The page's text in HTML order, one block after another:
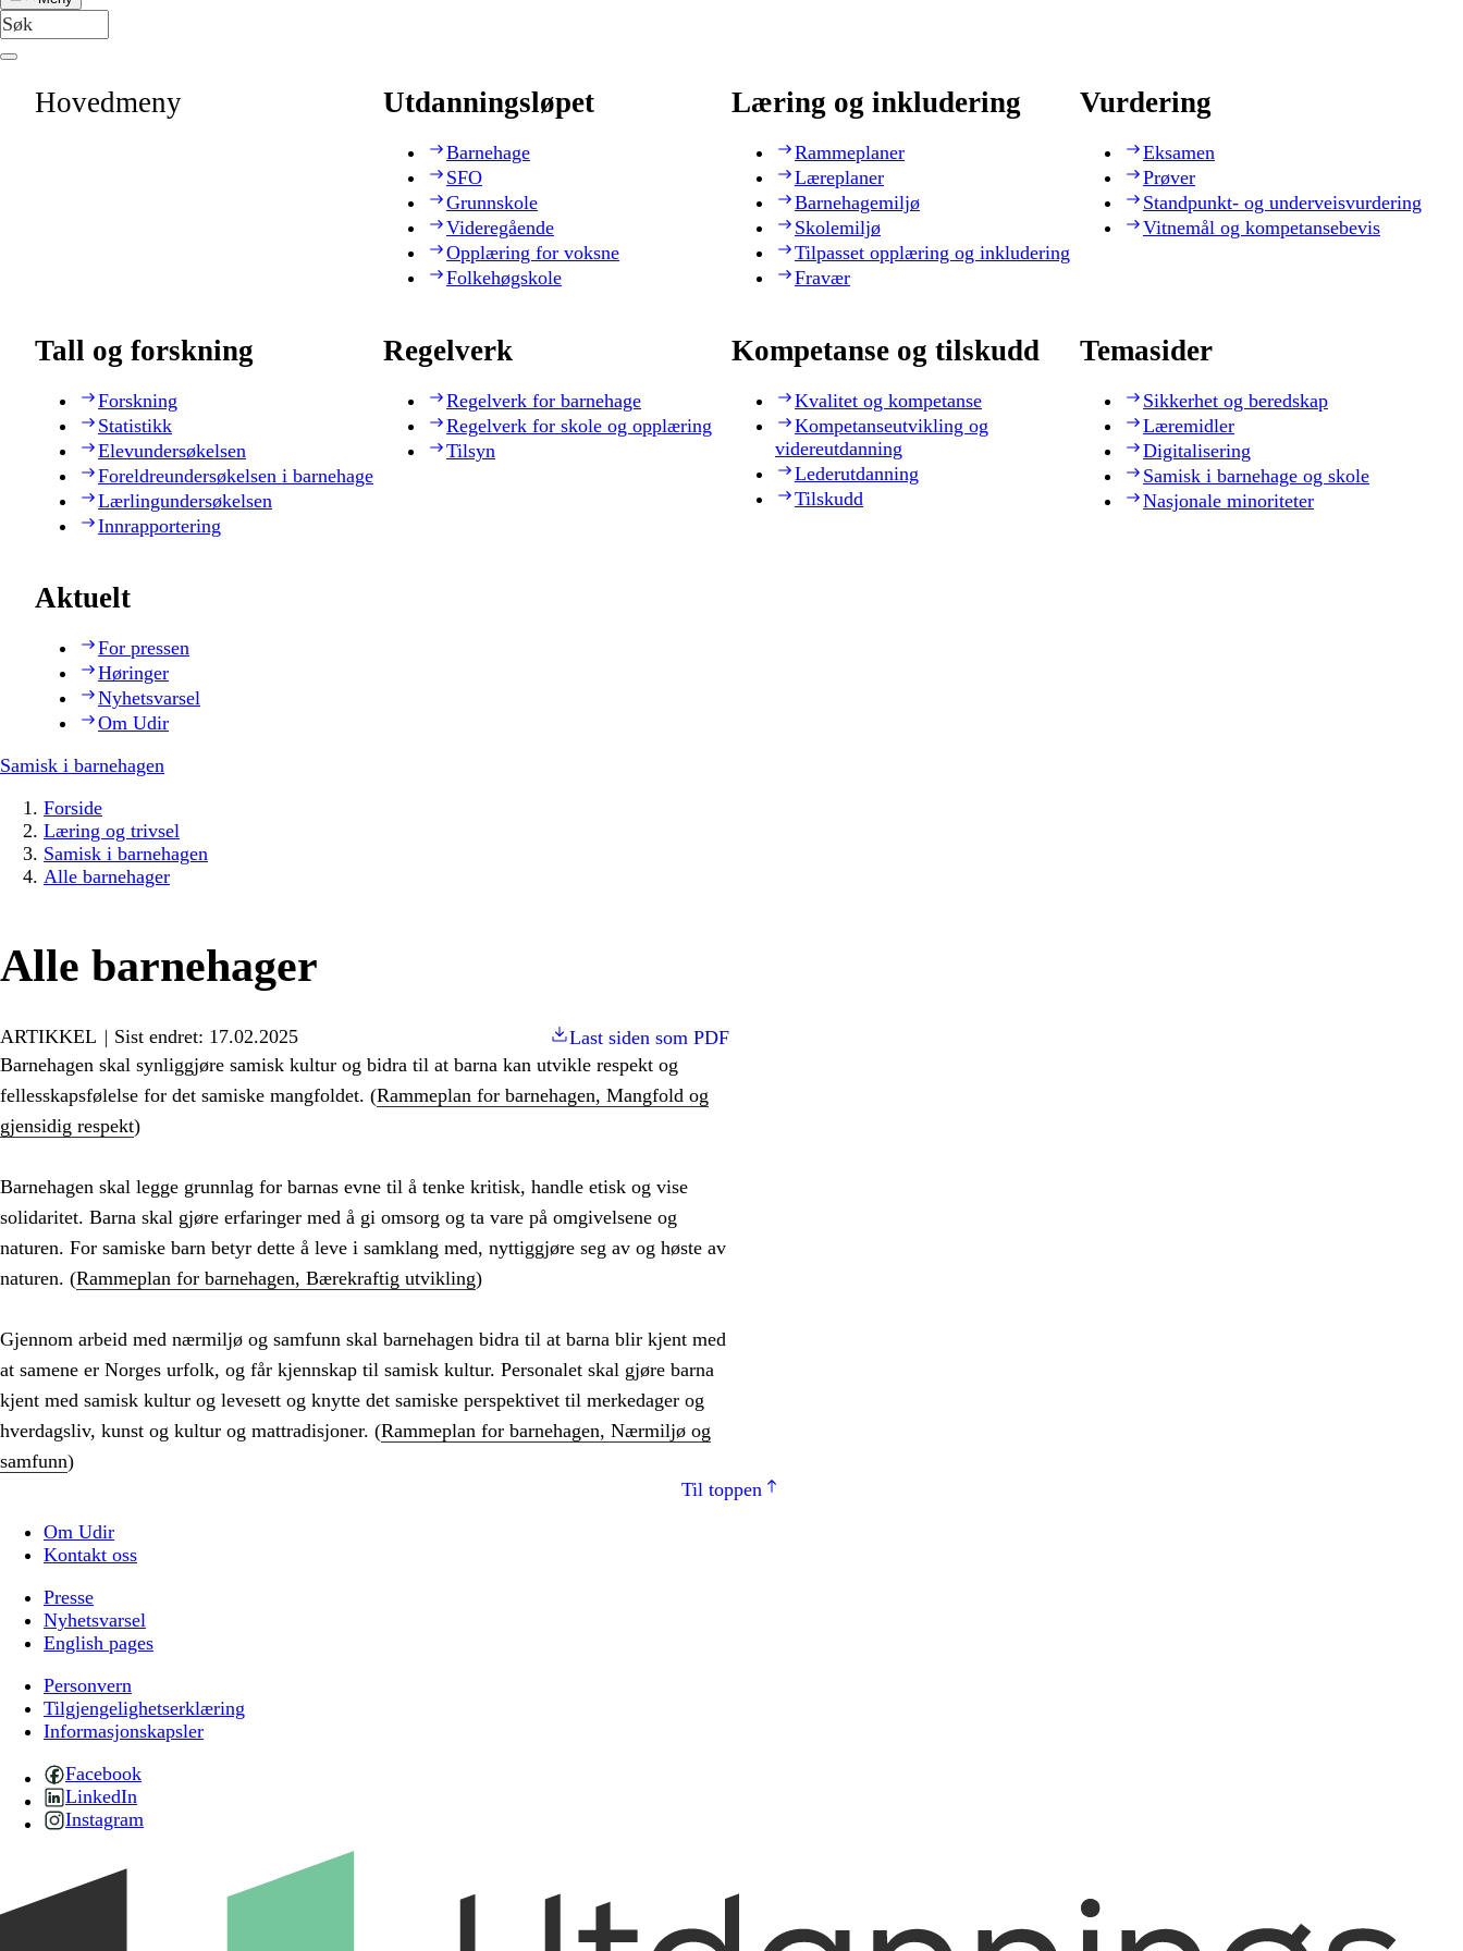
Hovedmeny Utdanningsløpet
Barnehage
SFO
Grunnskole
Videregående
Opplæring for voksne
Folkehøgskole
Læring og inkludering
Rammeplaner
Læreplaner
Barnehagemiljø
Skolemiljø
Tilpasset opplæring og inkludering
Fravær
Vurdering
Eksamen
Prøver
Standpunkt- og underveisvurdering
Vitnemål og kompetansebevis
Tall og forskning
Forskning
Statistikk
Elevundersøkelsen
Foreldreundersøkelsen i barnehage
Lærlingundersøkelsen
Innrapportering
Regelverk
Regelverk for barnehage
Regelverk for skole og opplæring
Tilsyn
Kompetanse og tilskudd
Kvalitet og kompetanse
Kompetanseutvikling og
videreutdanning
Lederutdanning
Tilskudd
Temasider
Sikkerhet og beredskap
Læremidler
Digitalisering
Samisk i barnehage og skole
Nasjonale minoriteter
Aktuelt
For pressen
Høringer
Nyhetsvarsel
Om Udir
Samisk i barnehagen
Forside
Læring og trivsel
Samisk i barnehagen
Alle barnehager
Alle barnehager
ARTIKKEL Sist endret: 17.02.2025
Last siden som PDF
Barnehagen skal synliggjøre samisk kultur og bidra til at barna kan utvikle respekt og
fellesskapsfølelse for det samiske mangfoldet. (Rammeplan for barnehagen, Mangfold og
gjensidig respekt)
Barnehagen skal legge grunnlag for barnas evne til å tenke kritisk, handle etisk og vise
solidaritet. Barna skal gjøre erfaringer med å gi omsorg og ta vare på omgivelsene og
naturen. For samiske barn betyr dette å leve i samklang med, nyttiggjøre seg av og høste av
naturen. (Rammeplan for barnehagen, Bærekraftig utvikling)
Gjennom arbeid med nærmiljø og samfunn skal barnehagen bidra til at barna blir kjent med
at samene er Norges urfolk, og får kjennskap til samisk kultur. Personalet skal gjøre barna
kjent med samisk kultur og levesett og knytte det samiske perspektivet til merkedager og
hverdagsliv, kunst og kultur og mattradisjoner. (Rammeplan for barnehagen, Nærmiljø og
samfunn)
Til toppen
Om Udir
Kontakt oss
Presse
Nyhetsvarsel
English pages
Personvern
Tilgjengelighetserklæring
Informasjonskapsler
Facebook
LinkedIn
Instagram